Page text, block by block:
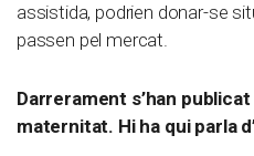
assistida, podrien donar-se
passen pel mercat.
Darrerament s’han
maternitat. Hi ha qui parla